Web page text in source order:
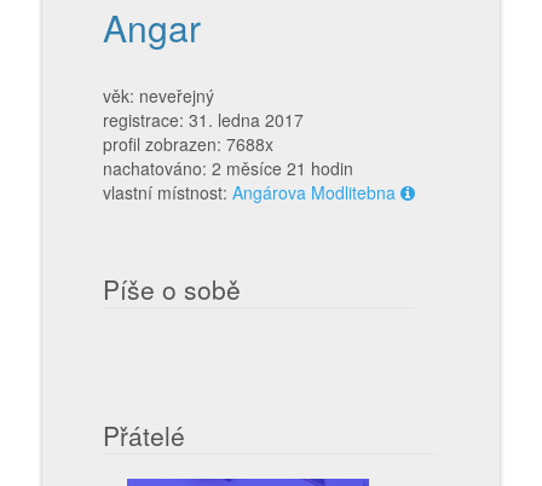
Angar
věk: neveřejný
registrace: 31. ledna 2017
profil zobrazen: 7688x
nachatováno: 2 měsíce 21 hodin
vlastní místnost: Angárova Modlitebna
Píše o sobě
Přátelé